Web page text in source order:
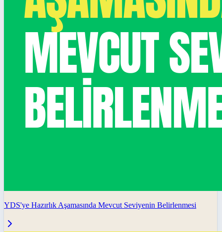
YDS'ye Hazırlık Aşamasında Mevcut Seviyenin Belirlenmesi